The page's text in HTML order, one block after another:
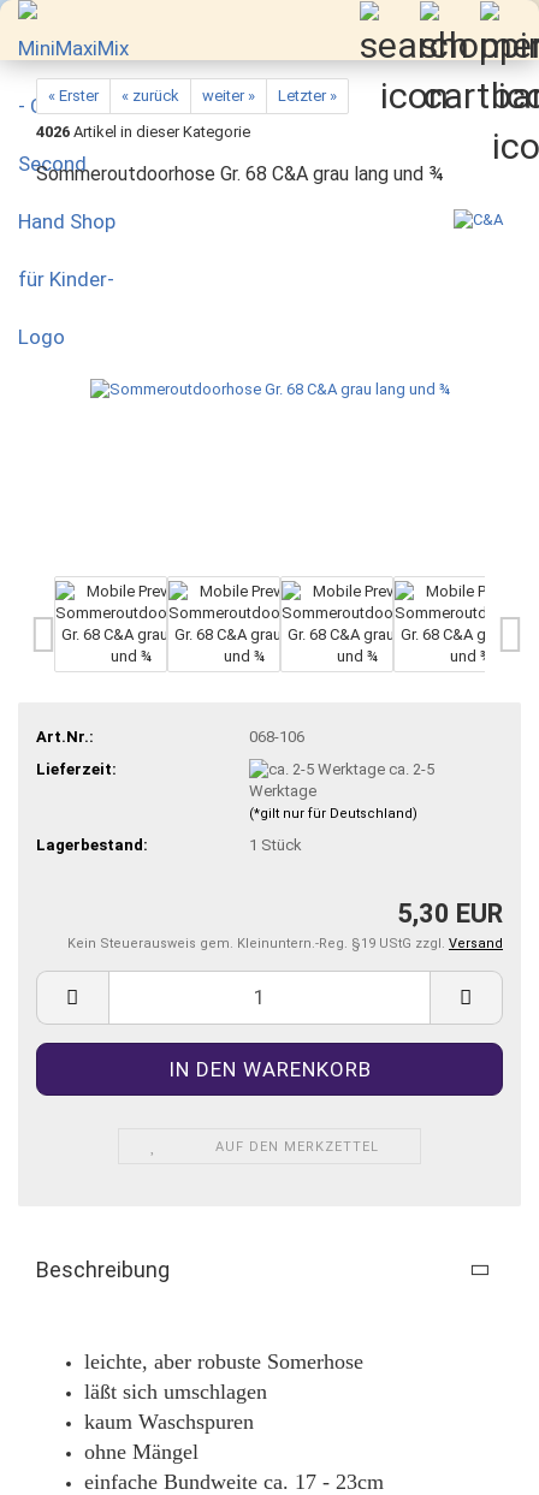
« Erster « zurück weiter »
Letzter »
4026 Artikel in dieser Kategorie
Sommeroutdoorhose Gr. 68 C&A grau lang und ¾
Art.Nr.:
068-106
Lieferzeit:
ca. 2-5
Werktage
(*gilt nur für Deutschland)
Lagerbestand: 1 Stück
5,30 EUR
Kein Steuerausweis gem. Kleinuntern.-Reg. §19 UStG zzgl. Versand
AUF DEN MERKZETTEL
Beschreibung
leichte, aber robuste Somerhose
läßt sich umschlagen
kaum Waschspuren
ohne Mängel
einfache Bundweite ca. 17 - 23cm